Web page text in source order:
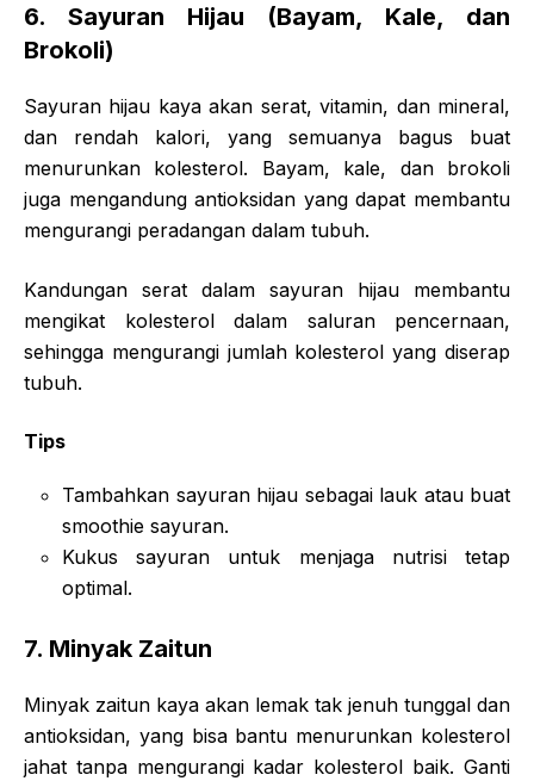
6. Sayuran Hijau (Bayam, Kale, dan
Brokoli)
Sayuran hijau kaya akan serat, vitamin, dan mineral,
dan rendah kalori, yang semuanya bagus buat
menurunkan kolesterol. Bayam, kale, dan brokoli
juga mengandung antioksidan yang dapat membantu
mengurangi peradangan dalam tubuh.
Kandungan serat dalam sayuran hijau membantu
mengikat kolesterol dalam saluran pencernaan,
sehingga mengurangi jumlah kolesterol yang diserap
tubuh.
Tips
Tambahkan sayuran hijau sebagai lauk atau buat
smoothie sayuran.
Kukus sayuran untuk menjaga nutrisi tetap
optimal.
7. Minyak Zaitun
Minyak zaitun kaya akan lemak tak jenuh tunggal dan
antioksidan, yang bisa bantu menurunkan kolesterol
jahat tanpa mengurangi kadar kolesterol baik. Ganti